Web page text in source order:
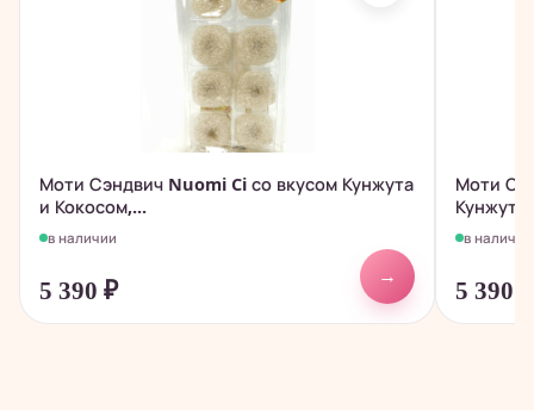
Моти Сэндвич Nuomi Ci со вкусом Кунжута
и Кокосом,...
в наличии
5 390 ₽
→
Моти
в наличии
5 390